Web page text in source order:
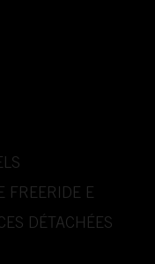
FREERIDE E
DÉTACHÉES